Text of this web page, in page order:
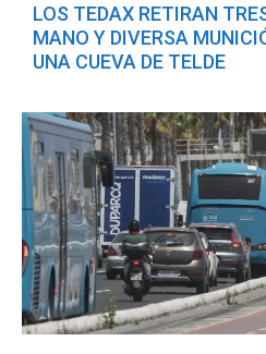
LOS TEDAX RETIRAN
MANO Y DIVERSA
UNA CUEVA DE TELDE